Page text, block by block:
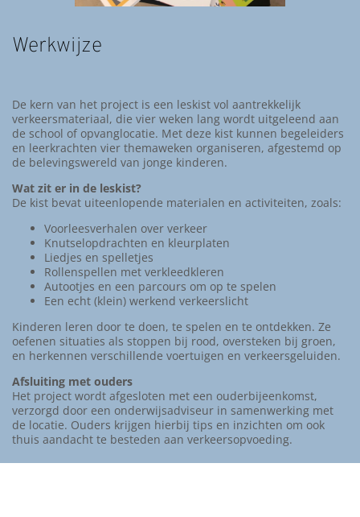
Werkwijze
De kern van het project is een leskist vol aantrekkelijk
verkeersmateriaal, die vier weken lang wordt uitgeleend aan
de school of opvanglocatie. Met deze kist kunnen begeleiders
en leerkrachten vier themaweken organiseren, afgestemd op
de belevingswereld van jonge kinderen.
Wat zit er in de leskist?
De kist bevat uiteenlopende materialen en activiteiten, zoals:
Voorleesverhalen over verkeer
Knutselopdrachten en kleurplaten
Liedjes en spelletjes
Rollenspellen met verkleedkleren
Autootjes en een parcours om op te spelen
Een echt (klein) werkend verkeerslicht
Kinderen leren door te doen, te spelen en te ontdekken. Ze
oefenen situaties als stoppen bij rood, oversteken bij groen,
en herkennen verschillende voertuigen en verkeersgeluiden.
Afsluiting met ouders
Het project wordt afgesloten met een ouderbijeenkomst,
verzorgd door een onderwijsadviseur in samenwerking met
de locatie. Ouders krijgen hierbij tips en inzichten om ook
thuis aandacht te besteden aan verkeersopvoeding.